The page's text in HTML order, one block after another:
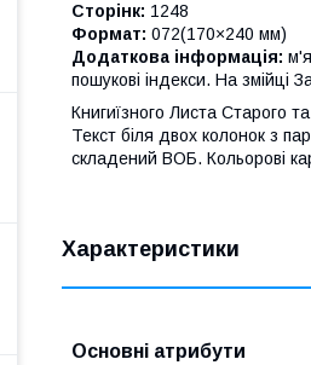
Сторінк: 1248
Формат: 072(170×240 мм)
Додаткова інформація:
пошукові індекси. На змійці
Книгиїзного Листа Старого
Текст біля двох колонок з
складений ВОБ. Кольорові
Характеристики
Основні атрибути